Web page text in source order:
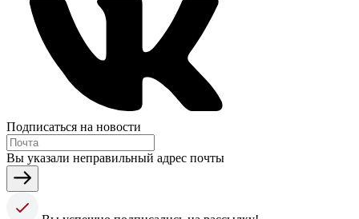
Подписаться на новости
Вы указали неправильный адрес почты